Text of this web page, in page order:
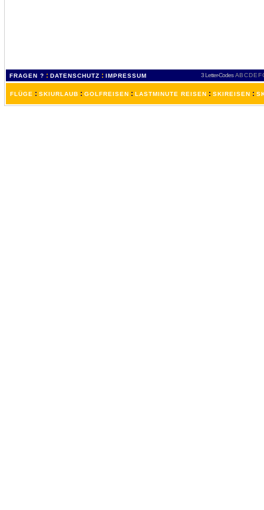
FRAGEN ? : DATENSCHUTZ : IMPRESSUM 3 Letter-Codes ABCDEF
FLÜGE : SKIURLAUB : GOLFREISEN : LASTMINUTE REISEN : SKIREISEN :